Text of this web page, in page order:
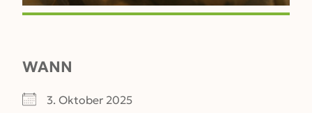
WANN
3. Oktober 2025